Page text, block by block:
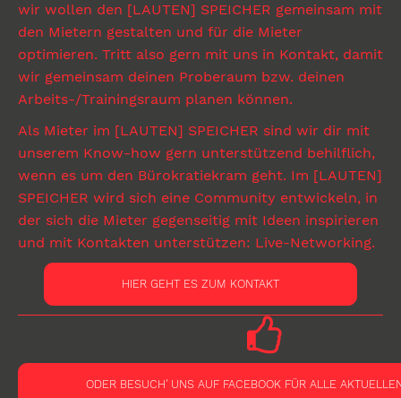
wir wollen den [LAUTEN] SPEICHER gemeinsam mit
den Mietern gestalten und für die Mieter
optimieren. Tritt also gern mit uns in Kontakt, damit
wir gemeinsam deinen Proberaum bzw. deinen
Arbeits-/Trainingsraum planen können.
Als Mieter im [LAUTEN] SPEICHER sind wir dir mit
unserem Know-how gern unterstützend behilflich,
wenn es um den Bürokratiekram geht. Im [LAUTEN]
SPEICHER wird sich eine Community entwickeln, in
der sich die Mieter gegenseitig mit Ideen inspirieren
und mit Kontakten unterstützen: Live-Networking.
HIER GEHT ES ZUM KONTAKT
ODER BESUCH' UNS AUF FACEBOOK FÜR ALLE